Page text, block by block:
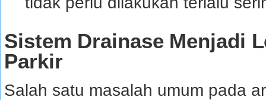
Sistem Drainase Menjadi
Parkir
Salah satu masalah umum pada